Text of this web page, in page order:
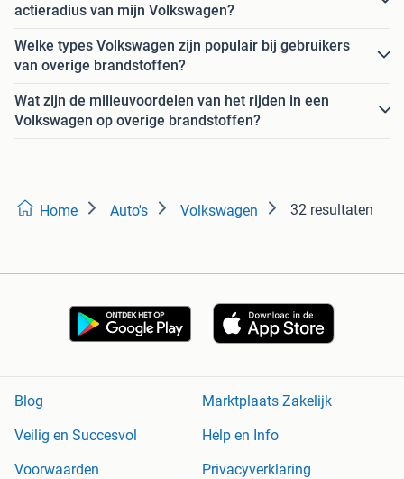
actieradius van mijn Volkswagen?
Welke types Volkswagen zijn populair bij gebruikers
van overige brandstoffen?
Wat zijn de milieuvoordelen van het rijden in een
Volkswagen op overige brandstoffen?
Home Auto's Volkswagen 32 resultaten
Blog
Marktplaats Zakelijk
Veilig en Succesvol
Help en Info
Voorwaarden
Privacyverklaring